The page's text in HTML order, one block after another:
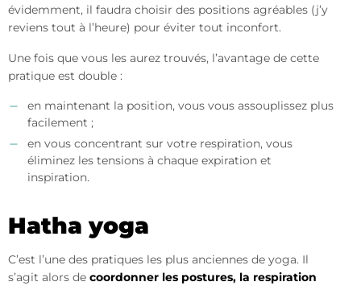
évidemment, il faudra choisir des positions agréables (j’y
reviens tout à l’heure) pour éviter tout inconfort.
Une fois que vous les aurez trouvés, l’avantage de cette
pratique est double :
en maintenant la position, vous vous assouplissez plus
facilement ;
en vous concentrant sur votre respiration, vous
éliminez les tensions à chaque expiration et
inspiration.
Hatha yoga
C’est l’une des pratiques les plus anciennes de yoga. Il
s’agit alors de coordonner les postures, la respiration